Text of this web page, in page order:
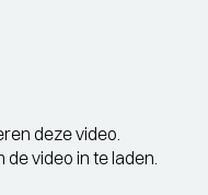
deze video.
de video in te laden.